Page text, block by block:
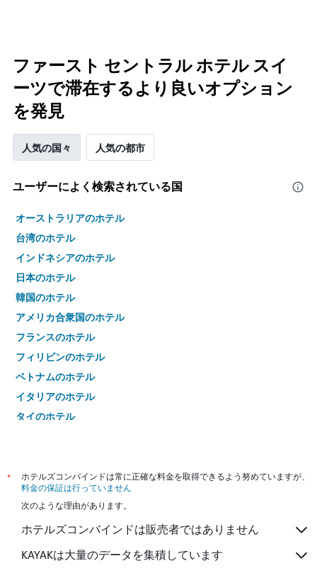
ファースト セントラル ホテル スイ
ーツで滞在するより良いオプション
を発見
人気の国々 人気の都市
ユーザーによく検索されている国
オーストラリアのホテル
台湾のホテル
インドネシアのホテル
日本のホテル
韓国のホテル
アメリカ合衆国のホテル
フランスのホテル
フィリピンのホテル
ベトナムのホテル
イタリアのホテル
タイのホテル
*
ホテルズコンバインドは常に正確な料金を取得できるよう努めていますが、
料金の保証は行っていません
次のような理由があります。
ホテルズコンバインドは販売者ではありません
KAYAKは大量のデータを集積しています